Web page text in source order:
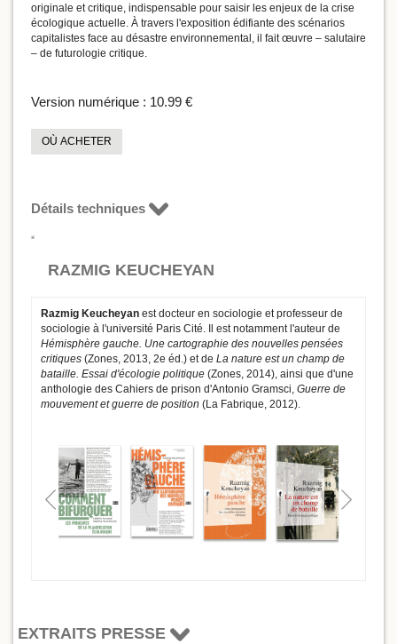
originale et critique, indispensable pour saisir les enjeux de la crise
écologique actuelle. À travers l'exposition édifiante des scénarios
capitalistes face au désastre environnemental, il fait œuvre – salutaire
– de futurologie critique.
Version numérique : 10.99 €
OÙ ACHETER
Détails techniques
RAZMIG KEUCHEYAN
Razmig Keucheyan est docteur en sociologie et professeur de
sociologie à l'université Paris Cité. Il est notamment l'auteur de
Hémisphère gauche. Une cartographie des nouvelles pensées
critiques (Zones, 2013, 2e éd.) et de La nature est un champ de
bataille. Essai d'écologie politique (Zones, 2014), ainsi que d'une
anthologie des Cahiers de prison d'Antonio Gramsci, Guerre de
mouvement et guerre de position (La Fabrique, 2012).
EXTRAITS PRESSE